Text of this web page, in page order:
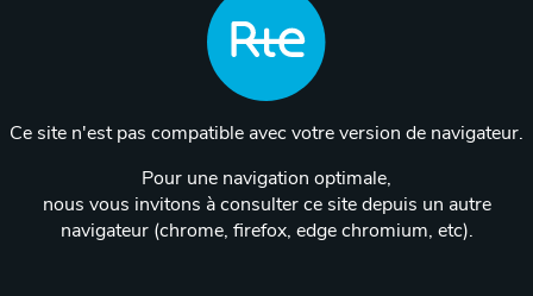
Ce site n'est pas compatible avec votre version de navigateur.
Pour une navigation optimale,
nous vous invitons à consulter ce site depuis un autre
navigateur (chrome, firefox, edge chromium, etc).